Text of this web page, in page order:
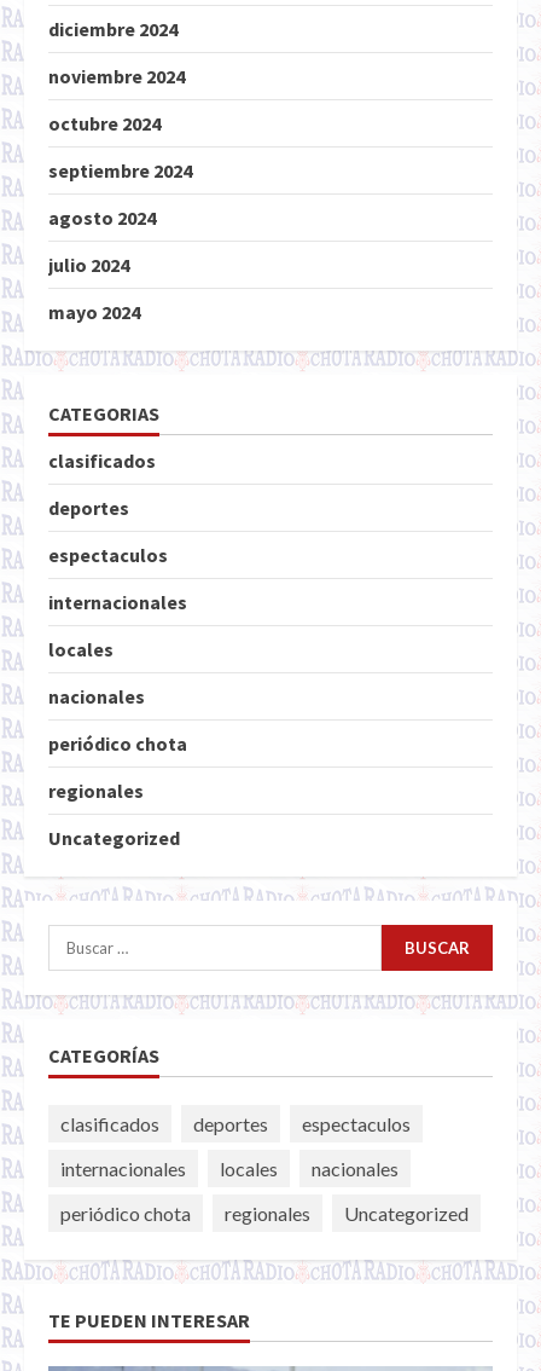
diciembre 2024
noviembre 2024
octubre 2024
septiembre 2024
agosto 2024
julio 2024
mayo 2024
CATEGORIAS
clasificados
deportes
espectaculos
internacionales
locales
nacionales
periódico chota
regionales
Uncategorized
Buscar:
CATEGORÍAS
clasificados deportes
espectaculos
internacionales
locales
nacionales
periódico chota
regionales Uncategorized
TE PUEDEN INTERESAR